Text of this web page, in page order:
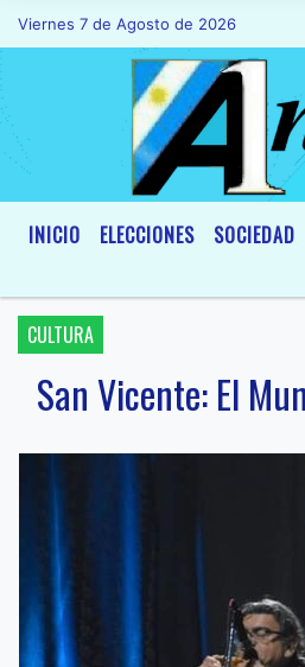
Viernes 7 de Agosto de 2026 Hoy
INICIO ELECCIONES SOCIEDAD
CULTURA
San Vicente: El